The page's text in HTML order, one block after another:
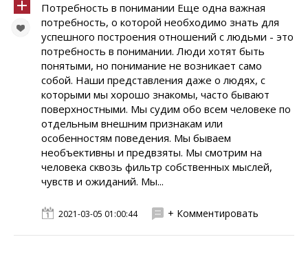
Потребность в понимании Еще одна важная
потребность, о которой необходимо знать для
успешного построения отношений с людьми - это
потребность в понимании. Люди хотят быть
понятыми, но понимание не возникает само
собой. Наши представления даже о людях, с
которыми мы хорошо знакомы, часто бывают
поверхностными. Мы судим обо всем человеке по
отдельным внешним признакам или
особенностям поведения. Мы бываем
необъективны и предвзяты. Мы смотрим на
человека сквозь фильтр собственных мыслей,
чувств и ожиданий. Мы...
2021-03-05 01:00:44 + Комментировать